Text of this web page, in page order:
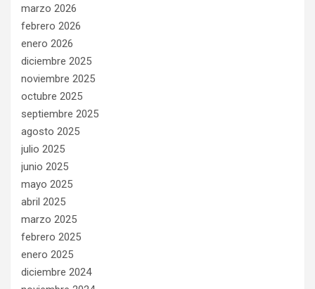
marzo 2026
febrero 2026
enero 2026
diciembre 2025
noviembre 2025
octubre 2025
septiembre 2025
agosto 2025
julio 2025
junio 2025
mayo 2025
abril 2025
marzo 2025
febrero 2025
enero 2025
diciembre 2024